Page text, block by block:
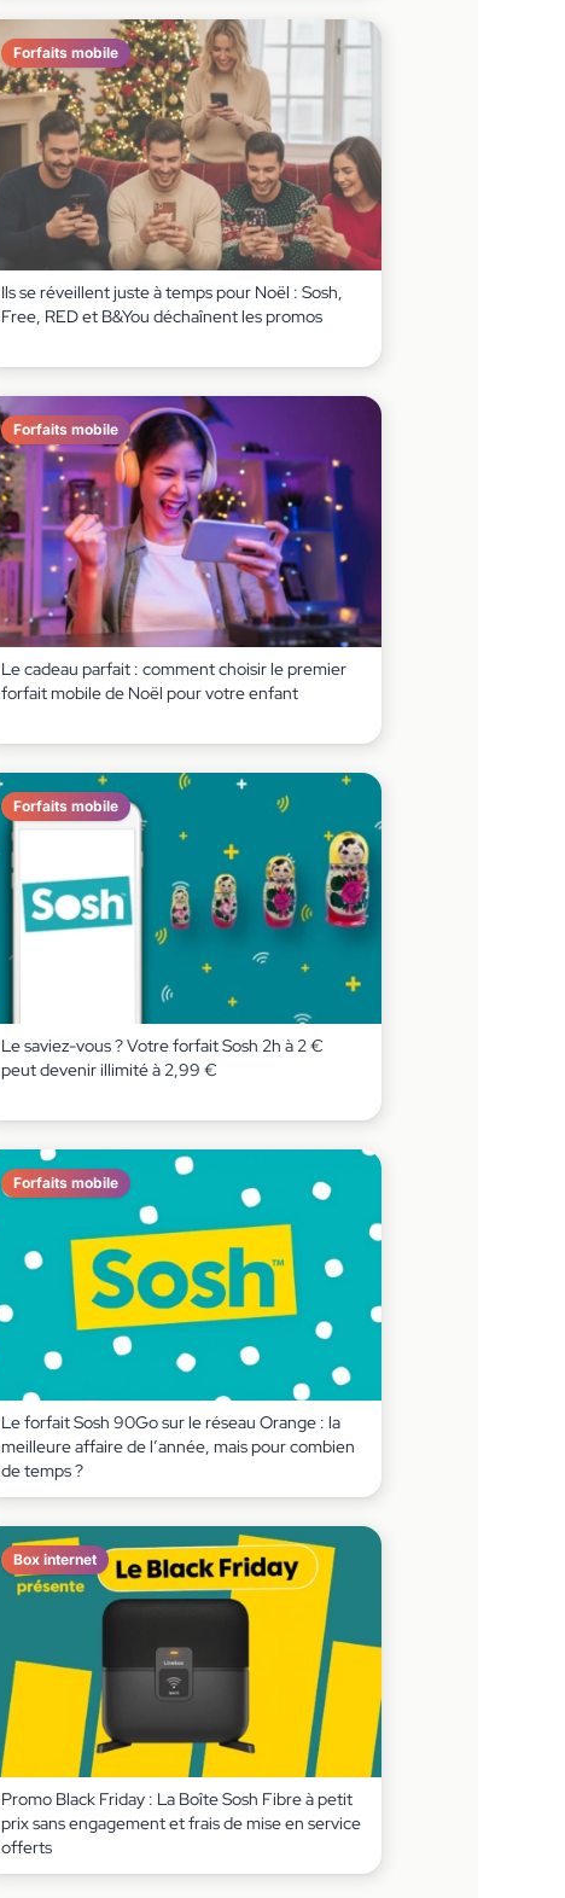
Forfaits mobile
Ils se réveillent juste à temps pour Noël : Sosh,
Free, RED et B&You déchaînent les promos
Forfaits mobile
Le cadeau parfait : comment choisir le premier
forfait mobile de Noël pour votre enfant
Forfaits mobile
Le saviez-vous ? Votre forfait Sosh 2h à 2 €
peut devenir illimité à 2,99 €
Forfaits mobile
Le forfait Sosh 90Go sur le réseau Orange : la
meilleure affaire de l’année, mais pour combien
de temps ?
Box internet
Promo Black Friday : La Boîte Sosh Fibre à petit
prix sans engagement et frais de mise en service
offerts